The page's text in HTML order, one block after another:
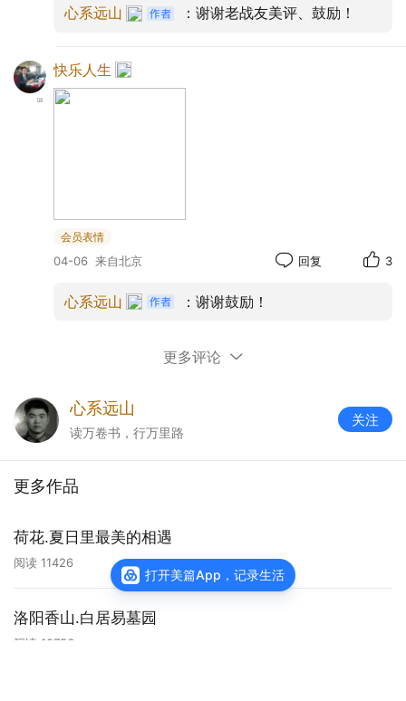
出长庆坊，沿通往镇中的路前行，不远处便走到了
一座深宅大院的围墙外。到侧门一问，知道就是天
天师府，亦名“大真人府”，是历代张天师生活起居和
掌管天下道教事务的办公衙门。它背靠西华山，面
朝琵琶峰，门临泸溪河，依山带水，气势雄伟，给
人以庄重威严之感。
大门前右侧立一高大石碑，为明代洪武五年（公元
心系远山
：谢谢老战友美评、鼓励！
快乐人生
会员表情
04-06 来自北京 回复 3
心系远山 ：谢谢鼓励！
更多评论
心系远山
读万卷书，行万里路
关注
更多作品
荷花.夏日里最美的相遇
阅读 11426
洛阳香山.白居易墓园
阅读 10756
打开美篇App，记录生活